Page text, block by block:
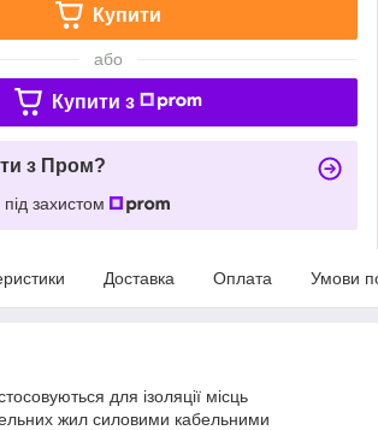
Купити
або
Купити з
з Пром?
захистом
Доставка Оплата Умови
для ізоляції місць
жил силовими кабельними